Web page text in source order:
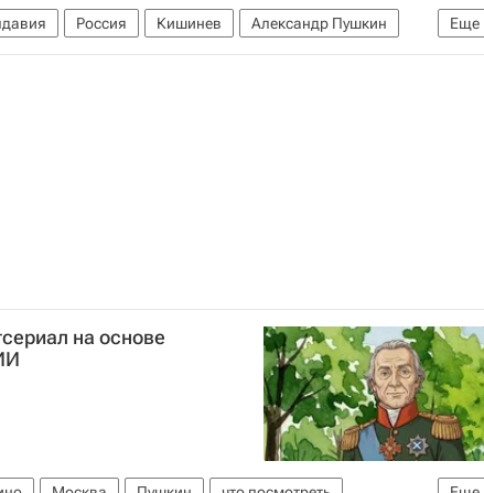
Еще
Россия Кишинев
Александр Пушкин
на основе